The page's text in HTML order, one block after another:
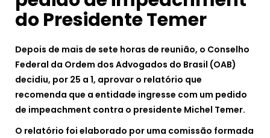
do Presidente Temer
Depois de mais de sete horas de reunião, o Conselho
Federal da Ordem dos Advogados do Brasil (OAB)
decidiu, por 25 a 1, aprovar o relatório que
recomenda que a entidade ingresse com um pedido
de impeachment contra o presidente Michel Temer.
O relatório foi elaborado por uma comissão formada